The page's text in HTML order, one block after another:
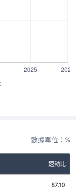
數據單位：%
速動比
87.10